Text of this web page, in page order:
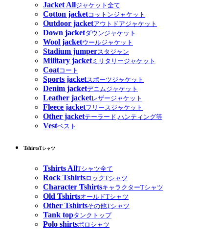
Jacket Allジャケット全て
Cotton jacketコットンジャケット
Outdoor jacketアウトドアジャケット
Down jacketダウンジャケット
Wool jacketウールジャケット
Stadium jumperスタジャン
Military jacketミリタリージャケット
Coatコート
Sports jacketスポーツジャケット
Denim jacketデニムジャケット
Leather jacketレザージャケット
Fleece jacketフリースジャケット
Other jacketテーラード,ハンティング等
Vestベスト
TshirtsTシャツ
Tshirts AllTシャツ全て
Rock TshirtsロックTシャツ
Character TshirtsキャラクターTシャツ
Old TshirtsオールドTシャツ
Other Tshirtsその他Tシャツ
Tank topタンクトップ
Polo shirtsポロシャツ